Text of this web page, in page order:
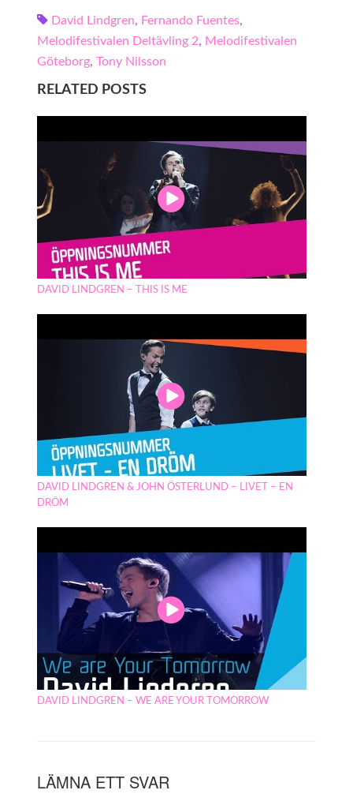
David Lindgren, Fernando Fuentes,
Melodifestivalen Deltävling 2, Melodifestivalen
Göteborg, Tony Nilsson
RELATED POSTS
DAVID LINDGREN – THIS IS ME
DAVID LINDGREN & JOHN ÖSTERLUND – LIVET – EN
DRÖM
DAVID LINDGREN – WE ARE YOUR TOMORROW
LÄMNA ETT SVAR